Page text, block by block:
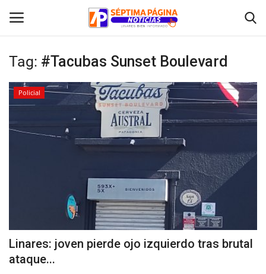
Inicio
Política
Espectáculos
Tag: #Tacubas Sunset Boulevard
Policial
Linares: joven pierde ojo izquierdo tras brutal
ataque...